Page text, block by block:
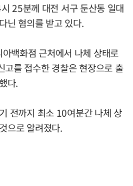
25분께 대전 서구 둔산동 일대
닌 혐의를 받고 있다.
백화점 근처에서 나체 상태로
고를 접수한 경찰은 현장으로 출
다.
전까지 최소 10여분간 나체 상
으로 알려졌다.